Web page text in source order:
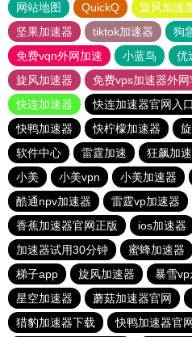
网站地图 QuickQ 旋风加速
坚果加速器
tiktok加速器
狗
免费vqn外网加速
小蓝鸟 优
旋风加速器
免费vps加速器外网
快连加速器
快连加速器官网入口
快鸭加速器
快柠檬加速器
软件中心
雷霆加速 狂飙加
小美
小美vpn 小美加速器
酷通npv加速器
雷霆vp加速器
香蕉加速器官网正版
ios加速器
加速器试用30分钟
蜜蜂加速器
梯子app
旋风加速器
暴雪vp
星空加速器
蘑菇加速器官网
猎豹加速器下载
快鸭加速器官